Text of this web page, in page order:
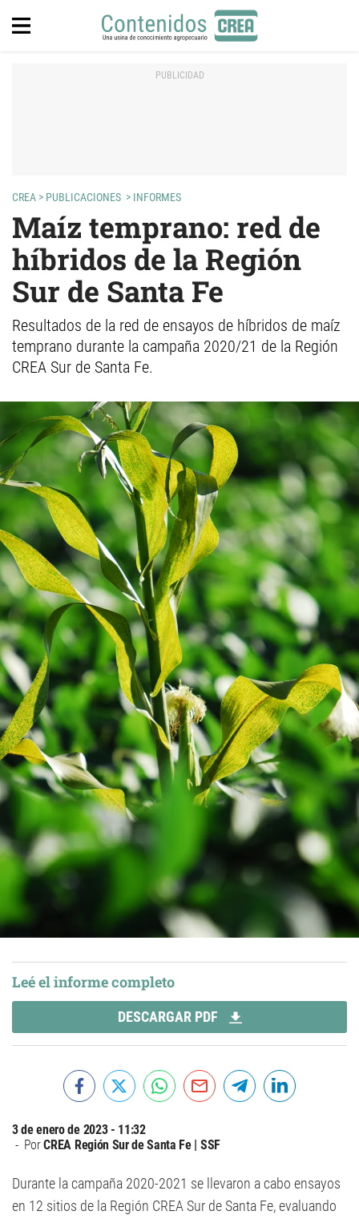
CREA > PUBLICACIONES > INFORMES
Maíz temprano: red de
híbridos de la Región
Sur de Santa Fe
Resultados de la red de ensayos de híbridos de maíz
temprano durante la campaña 2020/21 de la Región
CREA Sur de Santa Fe.
Leé el informe completo
DESCARGAR PDF
3 de enero de 2023 - 11:32
PorCREA Región Sur de Santa Fe | SSF
Durante la campaña 2020-2021 se llevaron a cabo ensayos
en 12 sitios de la Región CREA Sur de Santa Fe, evaluando